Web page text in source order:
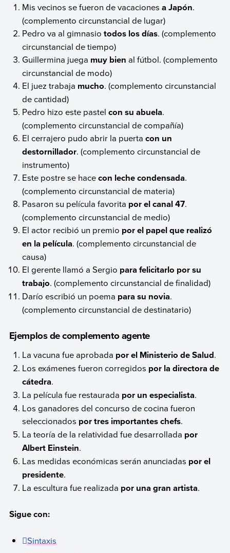
Mis vecinos se fueron de vacaciones a Japón.
(complemento circunstancial de lugar)
Pedro va al gimnasio todos los días. (complemento
circunstancial de tiempo)
Guillermina juega muy bien al fútbol. (complemento
circunstancial de modo)
El juez trabaja mucho. (complemento circunstancial
de cantidad)
Pedro hizo este pastelcon su abuela.
(complemento circunstancial de compañía)
El cerrajero pudo abrir la puertacon un
destornillador. (complemento circunstancial de
instrumento)
Este postre se hacecon leche condensada.
(complemento circunstancial de materia)
Pasaron su película favorita por el canal 47.
(complemento circunstancial de medio)
El actor recibió un premio por el papel que realizó
en la película. (complemento circunstancial de
causa)
El gerente llamó a Sergio para felicitarlo por su
trabajo. (complemento circunstancial de finalidad)
Darío escribió un poema para su novia.
(complemento circunstancial de destinatario)
Ejemplos de complemento agente
La vacuna fue aprobada por el Ministerio de Salud.
Los exámenes fueron corregidos por la directora de
cátedra.
La película fue restaurada por un especialista.
Los ganadores del concurso de cocina fueron
seleccionados por tres importantes chefs.
La teoría de la relatividad fue desarrollada por
Albert Einstein.
Las medidas económicas serán anunciadas por el
presidente.
La escultura fue realizada por una gran artista.
Sigue con:
Sintaxis